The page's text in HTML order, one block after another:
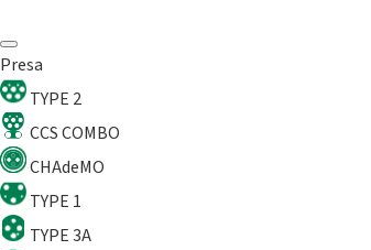
Presa
TYPE 2
CCS COMBO
CHAdeMO
TYPE 1
TYPE 3A